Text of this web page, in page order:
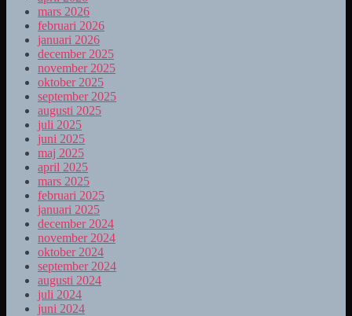
mars 2026
februari 2026
januari 2026
december 2025
november 2025
oktober 2025
september 2025
augusti 2025
juli 2025
juni 2025
maj 2025
april 2025
mars 2025
februari 2025
januari 2025
december 2024
november 2024
oktober 2024
september 2024
augusti 2024
juli 2024
juni 2024